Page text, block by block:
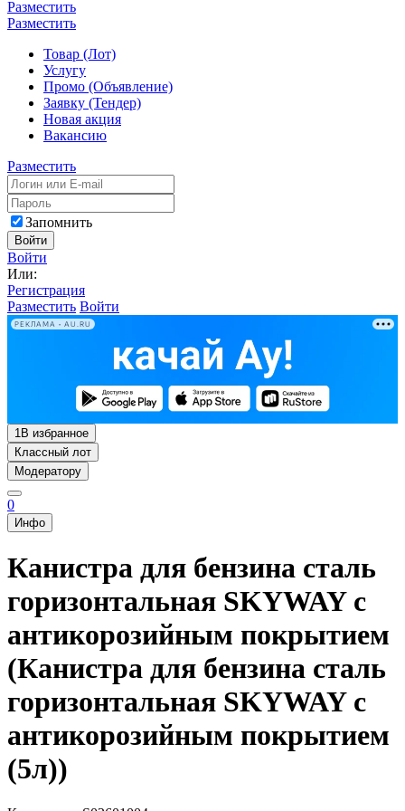
Разместить
Разместить
Товар (Лот)
Услугу
Промо (Объявление)
Заявку (Тендер)
Новая акция
Вакансию
Разместить
Запомнить
Войти
Войти
Или:
Регистрация
Разместить Войти
РЕКЛАМА • AU.RU
1В избранное
Классный лот
Модератору
0
Инфо
Канистра для бензина сталь
горизонтальная SKYWAY с
антикорозийным покрытием
(Канистра для бензина сталь
горизонтальная SKYWAY с
антикорозийным покрытием
(5л))